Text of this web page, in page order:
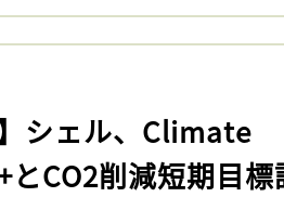
】シェル、Climate
CO2削減短期目標